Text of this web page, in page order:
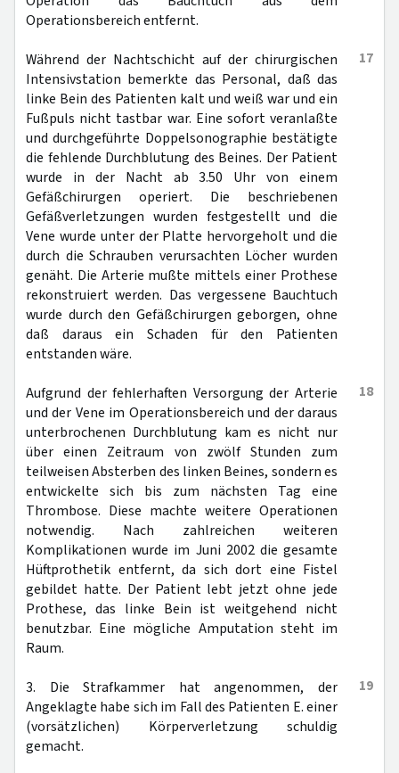
Operationsbereich entfernt.
17
Während der Nachtschicht auf der chirurgischen
Intensivstation bemerkte das Personal, daß das
linke Bein des Patienten kalt und weiß war und ein
Fußpuls nicht tastbar war. Eine sofort veranlaßte
und durchgeführte Doppelsonographie bestätigte
die fehlende Durchblutung des Beines. Der Patient
wurde in der Nacht ab 3.50 Uhr von einem
Gefäßchirurgen operiert. Die beschriebenen
Gefäßverletzungen wurden festgestellt und die
Vene wurde unter der Platte hervorgeholt und die
durch die Schrauben verursachten Löcher wurden
genäht. Die Arterie mußte mittels einer Prothese
rekonstruiert werden. Das vergessene Bauchtuch
wurde durch den Gefäßchirurgen geborgen, ohne
daß daraus ein Schaden für den Patienten
entstanden wäre.
18
Aufgrund der fehlerhaften Versorgung der Arterie
und der Vene im Operationsbereich und der daraus
unterbrochenen Durchblutung kam es nicht nur
über einen Zeitraum von zwölf Stunden zum
teilweisen Absterben des linken Beines, sondern es
entwickelte sich bis zum nächsten Tag eine
Thrombose. Diese machte weitere Operationen
notwendig. Nach zahlreichen weiteren
Komplikationen wurde im Juni 2002 die gesamte
Hüftprothetik entfernt, da sich dort eine Fistel
gebildet hatte. Der Patient lebt jetzt ohne jede
Prothese, das linke Bein ist weitgehend nicht
benutzbar. Eine mögliche Amputation steht im
Raum.
19
3. Die Strafkammer hat angenommen, der
Angeklagte habe sich im Fall des Patienten E. einer
(vorsätzlichen) Körperverletzung schuldig
gemacht.